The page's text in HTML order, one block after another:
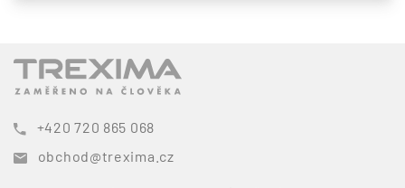
+420 720 865 068
obchod@trexima.cz